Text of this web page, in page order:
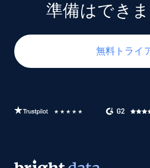
準備はでき
無料トライ